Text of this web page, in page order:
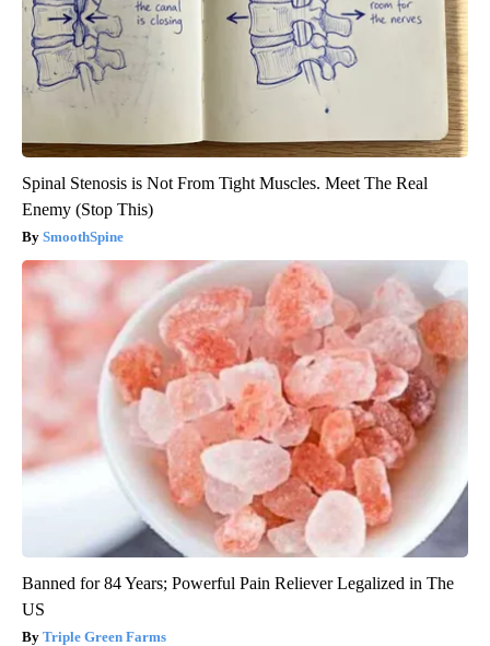
Spinal Stenosis is Not From Tight Muscles. Meet The Real
Enemy (Stop This)
SmoothSpine
Banned for 84 Years; Powerful Pain Reliever Legalized in The
US
Triple Green Farms